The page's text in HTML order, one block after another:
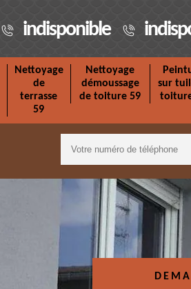
indisponible
Nettoyage
de
terrasse
59
Nettoyage
démoussage
de toiture 59
sur